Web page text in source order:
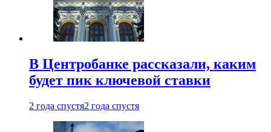
В Центробанке рассказали, каким
будет пик ключевой ставки
2 года спустя2 года спустя